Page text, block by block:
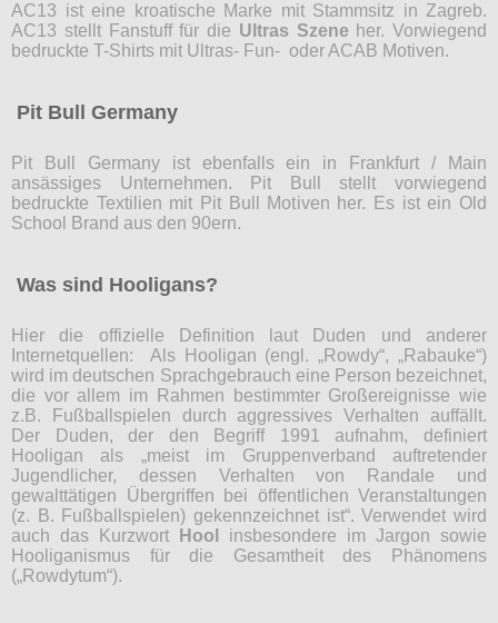
AC13 ist eine kroatische Marke mit Stammsitz in Zagreb.
AC13 stellt Fanstuff für die Ultras Szene her. Vorwiegend
bedruckte T-Shirts mit Ultras- Fun- oder ACAB Motiven.
Pit Bull Germany
Pit Bull Germany ist ebenfalls ein in Frankfurt / Main
ansässiges Unternehmen. Pit Bull stellt vorwiegend
bedruckte Textilien mit Pit Bull Motiven her. Es ist ein Old
School Brand aus den 90ern.
Was sind Hooligans?
Hier die offizielle Definition laut Duden und anderer
Internetquellen: Als Hooligan (engl. „Rowdy“, „Rabauke“)
wird im deutschen Sprachgebrauch eine Person bezeichnet,
die vor allem im Rahmen bestimmter Großereignisse wie
z.B. Fußballspielen durch aggressives Verhalten auffällt.
Der Duden, der den Begriff 1991 aufnahm, definiert
Hooligan als „meist im Gruppenverband auftretender
Jugendlicher, dessen Verhalten von Randale und
gewalttätigen Übergriffen bei öffentlichen Veranstaltungen
(z. B. Fußballspielen) gekennzeichnet ist“. Verwendet wird
auch das Kurzwort
Hool
insbesondere im Jargon sowie
Hooliganismus für die Gesamtheit des Phänomens
(„Rowdytum“).